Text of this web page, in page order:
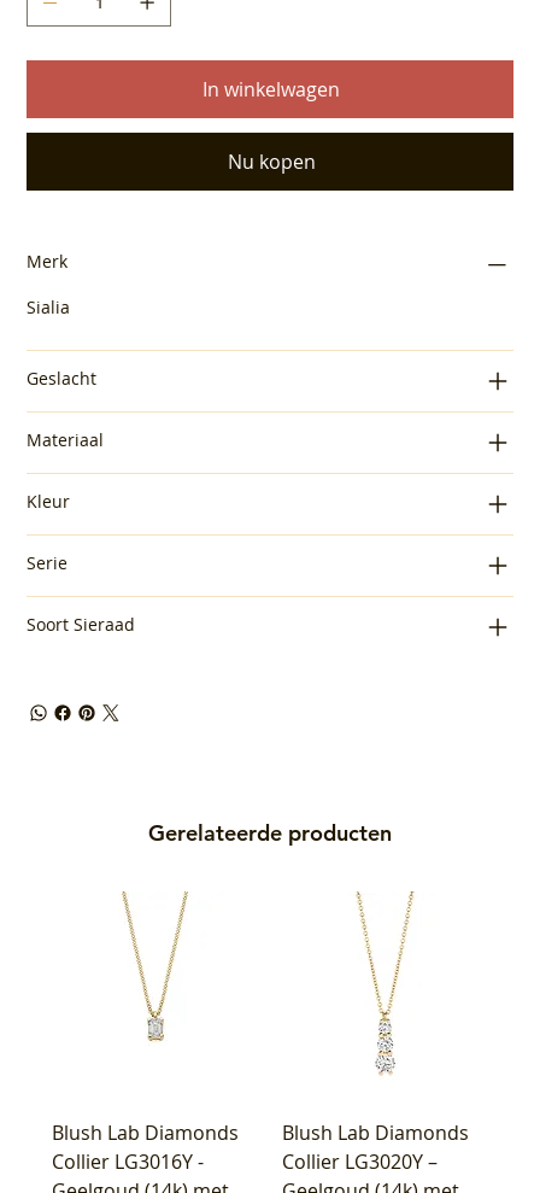
In winkelwagen
Nu kopen
Merk
Sialia
Geslacht
Materiaal
Kleur
Serie
Soort Sieraad
Gerelateerde producten
Blush Lab Diamonds
Collier LG3016Y -
Blush Lab Diamonds
Collier LG3020Y –